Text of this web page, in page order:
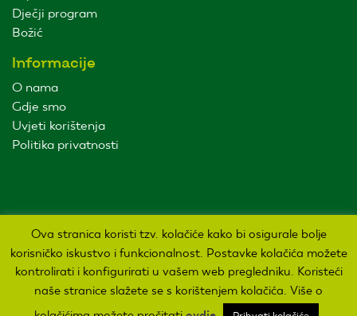
Dječji program
Božić
Informacije
O nama
Gdje smo
Uvjeti korištenja
Politika privatnosti
Sva prava pridržana Agro kuća d.o.o. 2019. Izrada:
Ova stranica koristi tzv. kolačiće kako bi osigurale bolje
korisničko iskustvo i funkcionalnost. Postavke kolačića možete
kontrolirati i konfigurirati u vašem web pregledniku. Koristeći
naše stranice slažete se s korištenjem kolačića. Više o